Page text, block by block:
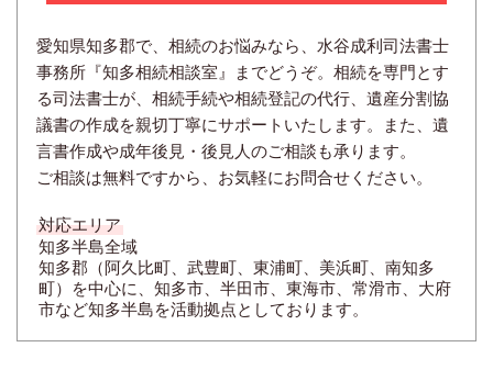
愛知県知多郡で、相続のお悩みなら、水谷成利司法書士
事務所『知多相続相談室』までどうぞ。相続を専門とす
る司法書士が、相続手続や相続登記の代行、遺産分割協
議書の作成を親切丁寧にサポートいたします。また、遺
言書作成や成年後見・後見人のご相談も承ります。
ご相談は無料ですから、お気軽にお問合せください。
対応エリア
知多半島全域
知多郡（阿久比町、武豊町、東浦町、美浜町、南知多
町）を中心に、知多市、半田市、東海市、常滑市、大府
市など知多半島を活動拠点としております。